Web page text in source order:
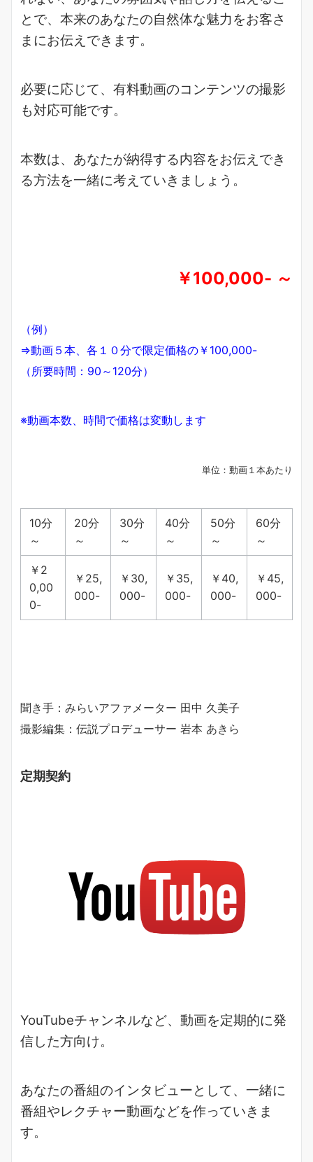
とで、本来のあなたの自然体な魅力をお客さ
まにお伝えできます。
必要に応じて、有料動画のコンテンツの撮影
も対応可能です。
本数は、あなたが納得する内容をお伝えでき
る方法を一緒に考えていきましょう。
￥100,000- ～
（例）
⇒動画５本、各１０分で限定価格の￥100,000-
（所要時間：90～120分）
※動画本数、時間で価格は変動します
単位：動画１本あたり
10分
～
20分
～
30分
～
40分
～
50分
～
60分
～
￥2
0,00
0-
￥25,
000-
￥30,
000-
￥35,
000-
￥40,
000-
￥45,
000-
聞き手：みらいアファメーター 田中 久美子
撮影編集：伝説プロデューサー 岩本 あきら
定期契約
YouTubeチャンネルなど、動画を定期的に発
信した方向け。
あなたの番組のインタビューとして、一緒に
番組やレクチャー動画などを作っていきま
す。